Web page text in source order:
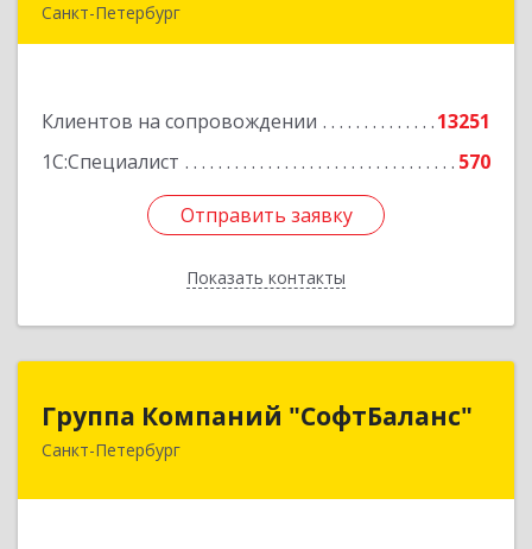
Санкт-Петербург
Клиентов на сопровождении
13251
1С:Специалист
570
Отправить заявку
Показать контакты
Отправить заявку
Назад
Группа Компаний "СофтБаланс"
Санкт-Петербург
Группа Компаний "СофтБаланс"
195112, Санкт-Петербург г, Заневский пр-кт,